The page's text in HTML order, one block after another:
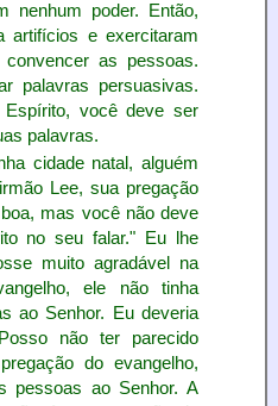
nenhum poder. Então,
artifícios e exercitaram
as pessoas.
palavras persuasivas.
você deve ser
palavras.
cidade natal, alguém
Lee, sua pregação
mas você não deve
no seu falar." Eu lhe
muito agradável na
ele não tinha
ao Senhor. Eu deveria
não ter parecido
do evangelho,
pessoas ao Senhor. A